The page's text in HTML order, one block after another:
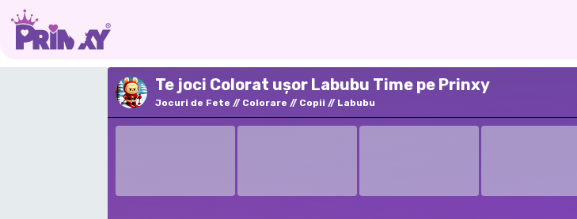
Te joci Colorat ușor Labubu Time pe Prinxy
Jocuri de Fete Colorare Copii Labubu